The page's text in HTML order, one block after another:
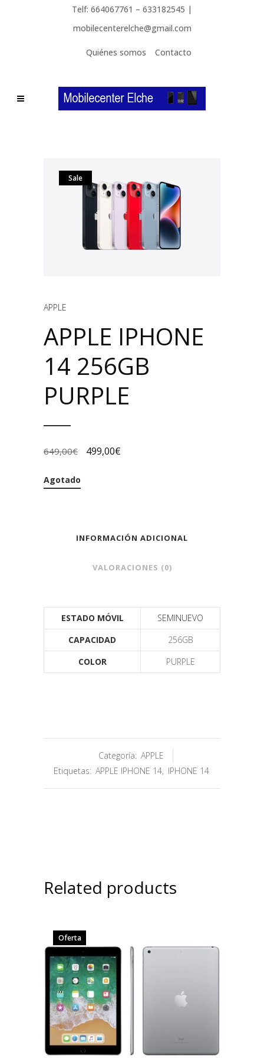
Telf: 664067761 – 633182545 |
mobilecenterelche@gmail.com
Quiénes somos Contacto
Sale
APPLE
APPLE IPHONE
14 256GB
PURPLE
649,00€ 499,00€
Agotado
INFORMACIÓN ADICIONAL
VALORACIONES (0)
ESTADO MÓVIL
SEMINUEVO
CAPACIDAD
256GB
COLOR
PURPLE
Categoría: APPLE
Etiquetas: APPLE IPHONE 14, IPHONE 14
Related products
Oferta